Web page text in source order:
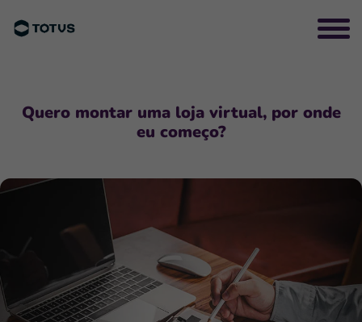
Quero montar uma loja virtual, por onde
eu começo?